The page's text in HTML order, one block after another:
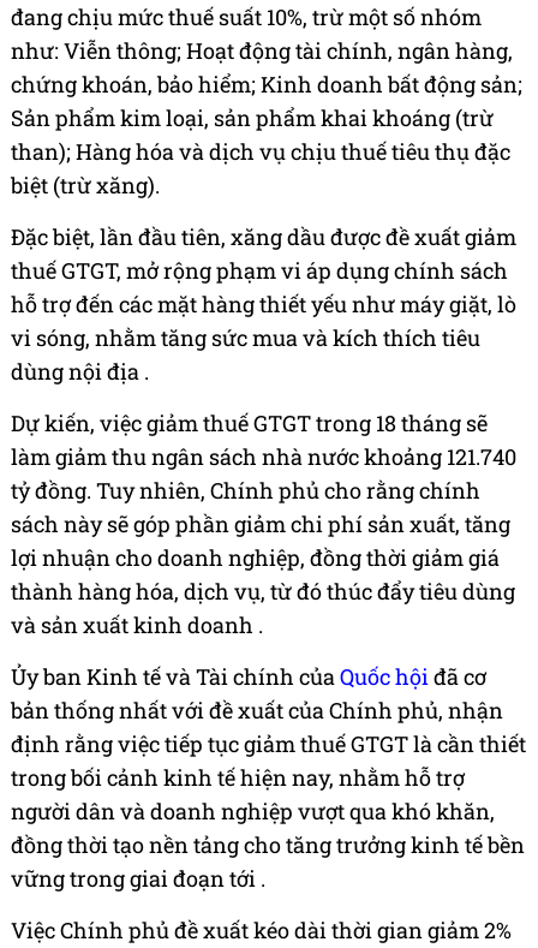
đang chịu mức thuế suất 10%, trừ một số nhóm
như: Viễn thông; Hoạt động tài chính, ngân hàng,
chứng khoán, bảo hiểm; Kinh doanh bất động sản;
Sản phẩm kim loại, sản phẩm khai khoáng (trừ
than); Hàng hóa và dịch vụ chịu thuế tiêu thụ đặc
biệt (trừ xăng).
Đặc biệt, lần đầu tiên, xăng dầu được đề xuất giảm
thuế GTGT, mở rộng phạm vi áp dụng chính sách
hỗ trợ đến các mặt hàng thiết yếu như máy giặt, lò
vi sóng, nhằm tăng sức mua và kích thích tiêu
dùng nội địa .
Dự kiến, việc giảm thuế GTGT trong 18 tháng sẽ
làm giảm thu ngân sách nhà nước khoảng 121.740
tỷ đồng. Tuy nhiên, Chính phủ cho rằng chính
sách này sẽ góp phần giảm chi phí sản xuất, tăng
lợi nhuận cho doanh nghiệp, đồng thời giảm giá
thành hàng hóa, dịch vụ, từ đó thúc đẩy tiêu dùng
và sản xuất kinh doanh .
Ủy ban Kinh tế và Tài chính củaQuốc hộiđã cơ
bản thống nhất với đề xuất của Chính phủ, nhận
định rằng việc tiếp tục giảm thuế GTGT là cần thiết
trong bối cảnh kinh tế hiện nay, nhằm hỗ trợ
người dân và doanh nghiệp vượt qua khó khăn,
đồng thời tạo nền tảng cho tăng trưởng kinh tế bền
vững trong giai đoạn tới .
Việc Chính phủ đề xuất kéo dài thời gian giảm 2%